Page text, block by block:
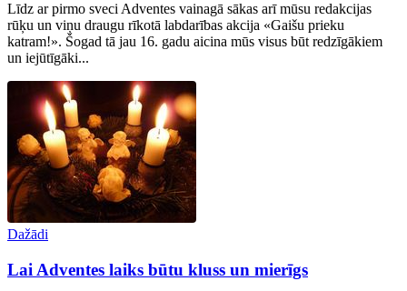
Līdz ar pirmo sveci Adventes vainagā sākas arī mūsu redakcijas
rūķu un viņu draugu rīkotā labdarības akcija «Gaišu prieku
katram!». Šogad tā jau 16. gadu aicina mūs visus būt redzīgākiem
un iejūtīgāki...
Dažādi
Lai Adventes laiks būtu kluss un mierīgs